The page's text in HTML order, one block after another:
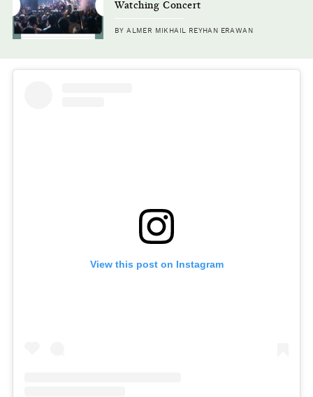
Watching Concert
BY ALMER MIKHAIL REYHAN ERAWAN
View this post on Instagram